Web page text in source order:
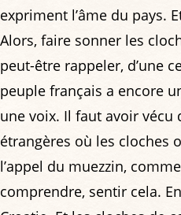
expriment l’âme du pays.
Alors, faire sonner les
peut-être rappeler, d’une
peuple français a encore
une voix. Il faut avoir vécu
étrangères où les cloches
l’appel du muezzin,
comprendre, sentir cela.